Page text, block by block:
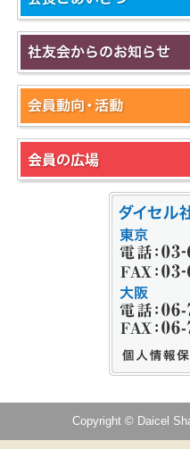
Copyright © Daicel